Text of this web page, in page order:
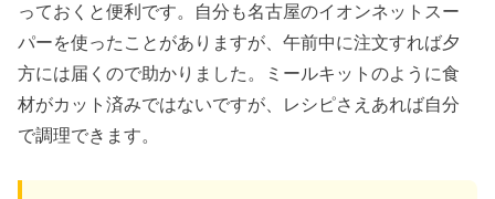
っておくと便利です。自分も名古屋のイオンネットスー
パーを使ったことがありますが、午前中に注文すれば夕
方には届くので助かりました。ミールキットのように食
材がカット済みではないですが、レシピさえあれば自分
で調理できます。